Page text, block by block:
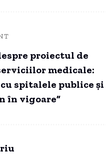
proiectul de
medicale:
spitalele publice și
în vigoare”